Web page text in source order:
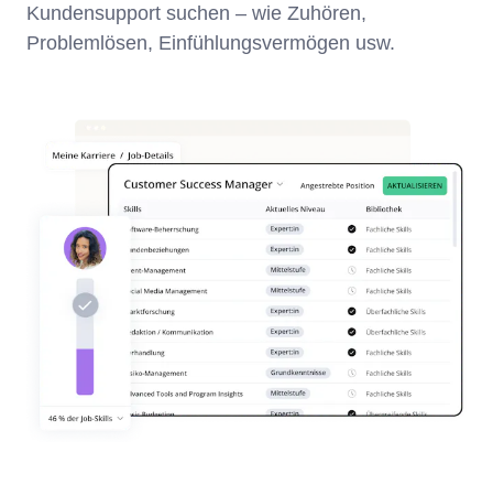
Kundensupport suchen – wie Zuhören,
Problemlösen, Einfühlungsvermögen usw.